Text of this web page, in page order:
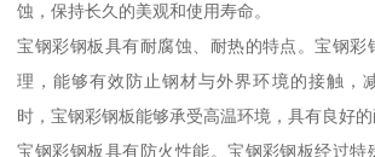
蚀，保持长久的美观和使用寿命。
宝钢彩钢板具有耐腐蚀、耐热的特点。宝钢彩
理，能够有效防止钢材与外界环境的接触，
时，宝钢彩钢板能够承受高温环境，具有良好的
宝钢彩钢板具有防火性能。宝钢彩钢板经过特